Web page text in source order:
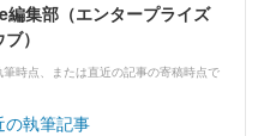
集部（エンタープライズ
）
時点、または直近の記事の寄稿時点で
の執筆記事